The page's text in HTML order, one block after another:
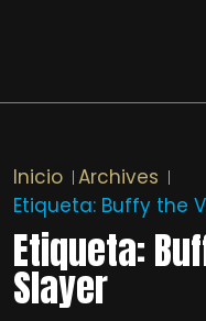
Inicio Archives
Etiqueta: Buffy the
Etiqueta:
Slayer